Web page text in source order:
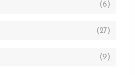
(6)
(27)
(9)